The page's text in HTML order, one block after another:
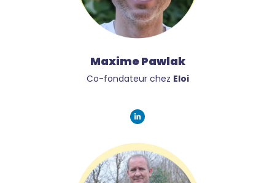
Maxime Pawlak
Co-fondateur chez Eloi